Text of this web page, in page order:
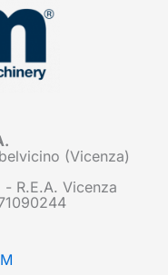
(Vicenza)
R.E.A. Vicenza